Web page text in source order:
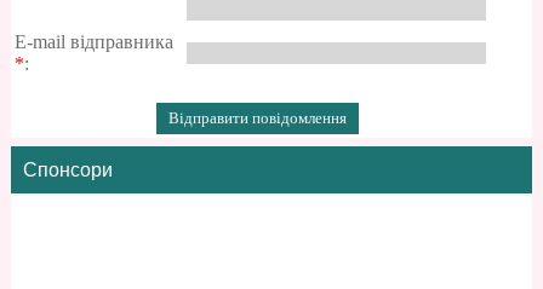
E-mail відправника
*:
Спонсори